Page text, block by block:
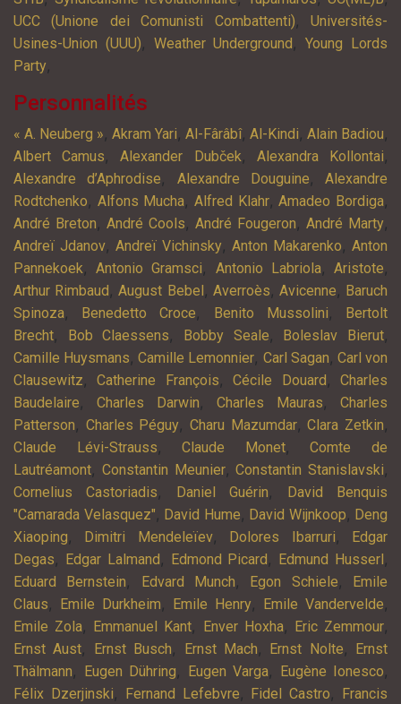
UCC (Unione dei Comunisti Combattenti),Universités-
Usines-Union (UUU), Weather Underground ,Young Lords
Party,
Personnalités
« A. Neuberg », Akram Yari, Al-Fârâbî, Al-Kindi, Alain Badiou,
Albert Camus,Alexander Dubček, Alexandra Kollontai,
Alexandre d’Aphrodise, Alexandre Douguine, Alexandre
Rodtchenko, Alfons Mucha,Alfred Klahr,Amadeo Bordiga,
André Breton, André Cools, André Fougeron, André Marty,
Andreï Jdanov, Andreï Vichinsky, Anton Makarenko, Anton
Pannekoek,Antonio Gramsci, Antonio Labriola,Aristote,
Arthur Rimbaud ,August Bebel , Averroès, Avicenne, Baruch
Spinoza, Benedetto Croce, Benito Mussolini,
Bertolt
Brecht, Bob Claessens, Bobby Seale, Boleslav Bierut,
Camille Huysmans,Camille Lemonnier, Carl Sagan, Carl von
Clausewitz,Catherine François,Cécile Douard ,Charles
Baudelaire, Charles Darwin, Charles Mauras, Charles
Patterson, Charles Péguy,Charu Mazumdar,Clara Zetkin,
Claude Lévi-Strauss,Claude Monet,Comte de
Lautréamont, Constantin Meunier,Constantin Stanislavski,
Cornelius Castoriadis, Daniel Guérin,
David Benquis
"Camarada Velasquez", David Hume, David Wijnkoop, Deng
Xiaoping, Dimitri Mendeleïev, Dolores Ibarruri,
Edgar
Degas, Edgar Lalmand , Edmond Picard , Edmund Husserl ,
Eduard Bernstein, Edvard Munch, Egon Schiele,
Emile
Claus, Emile Durkheim, Emile Henry, Emile Vandervelde,
Emile Zola, Emmanuel Kant, Enver Hoxha, Eric Zemmour,
Ernst Aust, Ernst Busch, Ernst Mach, Ernst Nolte,
Ernst
Thälmann, Eugen Dühring, Eugen Varga, Eugène Ionesco,
Félix Dzerjinski, Fernand Lefebvre, Fidel Castro,
Francis